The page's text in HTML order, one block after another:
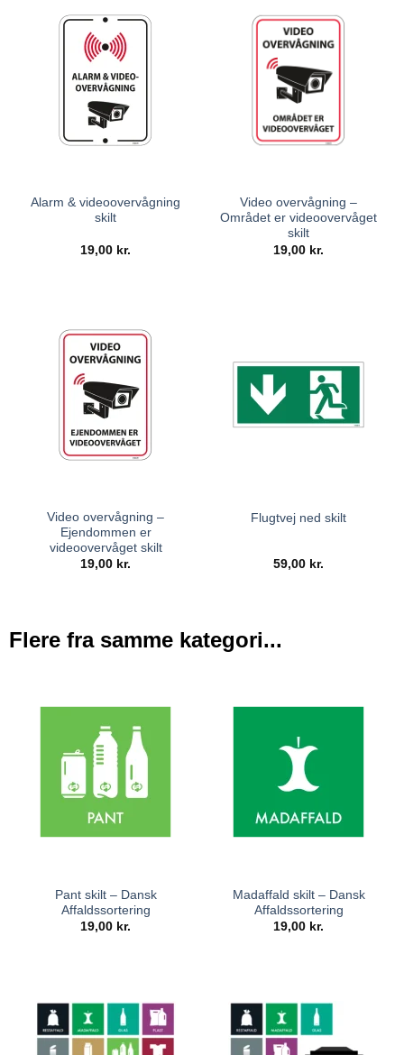
Alarm & videoovervågning
skilt
19,00 kr.
Video overvågning –
Området er videoovervåget
skilt
19,00 kr.
Video overvågning –
Ejendommen er
videoovervåget skilt
19,00 kr.
Flugtvej ned skilt
59,00 kr.
Flere fra samme kategori...
Pant skilt – Dansk
Affaldssortering
19,00 kr.
Madaffald skilt – Dansk
Affaldssortering
19,00 kr.